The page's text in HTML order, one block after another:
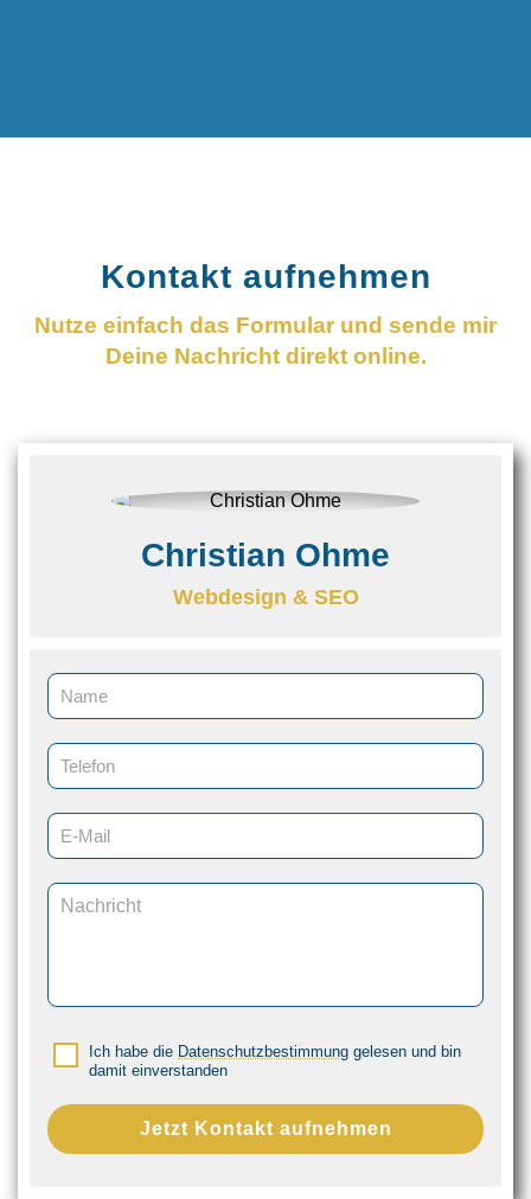
Kontakt aufnehmen
Nutze einfach das Formular und sende mir
Deine Nachricht direkt online.
Christian Ohme
Webdesign & SEO
Ich habe die Datenschutzbestimmung gelesen und bin
damit einverstanden
Jetzt Kontakt aufnehmen